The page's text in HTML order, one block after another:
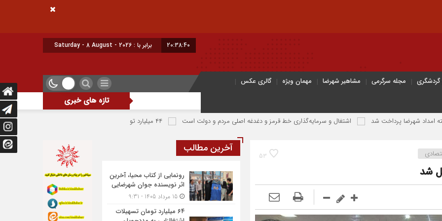
20:38:41 امروز : شنبه - ۱۷ مرداد - ۱۴۰۵
گردشگری مجله سرگرمی مشاهیر شهرضا مهمان ویژه
گالری عکس
تازه های خبری
اشتغال و سرمایه‌گذاری خط قرمز و دغدغه اصلی مردم و دولت است ۴۴ میلیارد تومان تسهیلات بنیاد برکت به آسیب دیدگان جنگ در شهرضا اختصاص یافت
53
آخرین مطالب
رونمایی از کتاب محیا، آخرین
اثر نویسنده جوان شهرضایی
۶۴ میلیارد تومان تسهیلات